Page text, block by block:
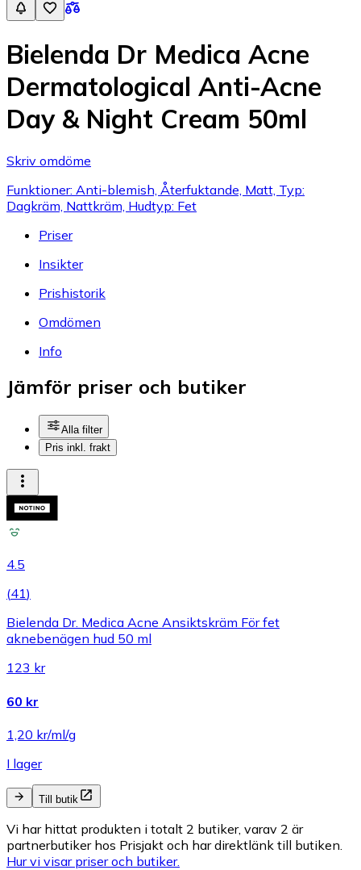
Bielenda Dr Medica Acne
Dermatological Anti-Acne
Day & Night Cream 50ml
Skriv omdöme
Funktioner: Anti-blemish, Återfuktande, Matt, Typ:
Dagkräm, Nattkräm, Hudtyp: Fet
Priser
Insikter
Prishistorik
Omdömen
Info
Jämför priser och butiker
Alla filter
Pris inkl. frakt
4.5
(41)
Bielenda Dr. Medica Acne Ansiktskräm För fet
aknebenägen hud 50 ml
123 kr
60 kr
1,20 kr/ml/g
I lager
Till butik
Vi har hittat produkten i totalt 2 butiker, varav 2 är
partnerbutiker hos Prisjakt och har direktlänk till butiken.
Hur vi visar priser och butiker.